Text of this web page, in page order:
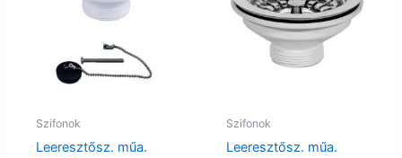
Szifonok
Leeresztősz. műa.
Szifonok
Leeresztősz. műa.